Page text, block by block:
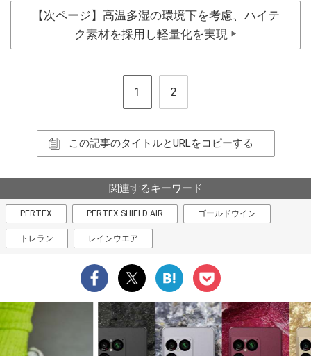
【次ページ】高温多湿の環境下を考慮、ハイテ
ク素材を採用し軽量化を実現
▶
1 2
この記事のタイトルとURLをコピーする
関連するキーワード
PERTEX PERTEX SHIELD AIR ゴールドウイン
トレラン レインウエア